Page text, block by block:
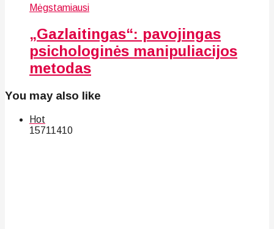
Mėgstamiausi
„Gazlaitingas“: pavojingas
psichologinės manipuliacijos
metodas
You may also like
Hot
15711410